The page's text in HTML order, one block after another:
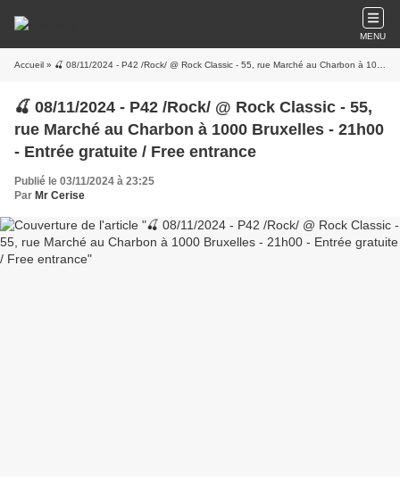
MENU
Accueil » 🍒 08/11/2024 - P42 /Rock/ @ Rock Classic - 55, rue Marché au Charbon à 1000 Bruxelles - 21h00 - Entrée gratuite / Free entrance
🍒 08/11/2024 - P42 /Rock/ @ Rock Classic - 55,
rue Marché au Charbon à 1000 Bruxelles - 21h00
- Entrée gratuite / Free entrance
Publié le 03/11/2024 à 23:25
Par Mr Cerise